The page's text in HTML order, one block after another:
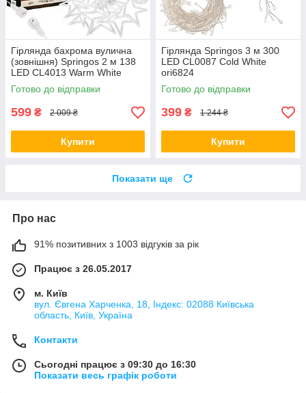
Гірлянда бахрома вулична
(зовнішня) Springos 2 м 138
LED CL4013 Warm White
ori6850
Готово до відправки
599 ₴ 2 009 ₴
Купити
Гірлянда Springos 3 м 300
LED CL0087 Cold White
ori6824
Готово до відправки
399 ₴ 1 244 ₴
Купити
Показати ще
Про нас
91% позитивних з 1003 відгуків за рік
Працює з 26.05.2017
м. Київ
вул. Євгена Харченка, 18, Індекс: 02088 Київська
область, Київ, Україна
Контакти
Сьогодні працює з 09:30 до 16:30
Показати весь графік роботи